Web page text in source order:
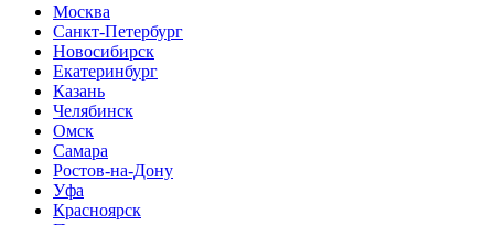
Москва
Санкт-Петербург
Новосибирск
Екатеринбург
Казань
Челябинск
Омск
Самара
Ростов-на-Дону
Уфа
Красноярск